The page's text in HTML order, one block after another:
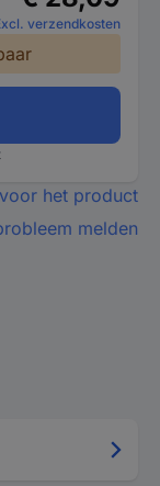
verzendkosten
het product
melden